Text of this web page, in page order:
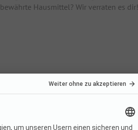
bewährte Hausmittel? Wir verraten es dir!